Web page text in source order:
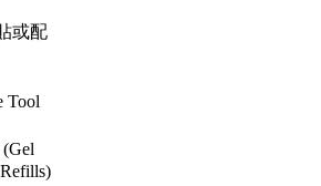
或配
Tool